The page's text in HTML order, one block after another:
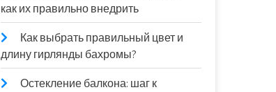
как их правильно внедрить
Как выбрать правильный цвет и
длину гирлянды бахромы?
Остекление балкона: шаг к